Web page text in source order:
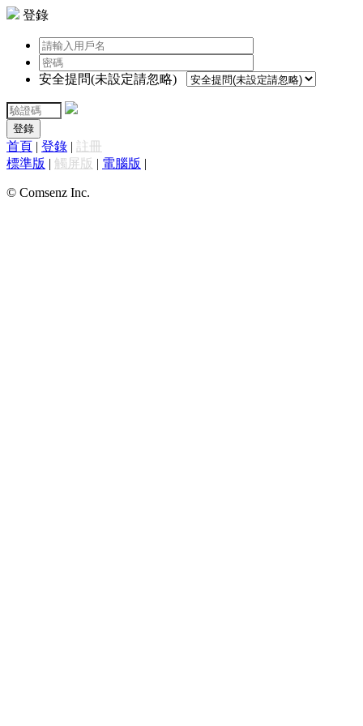
登錄
安全提問(未設定請忽略)
登錄
首頁 | 登錄 | 註冊
標準版 | 觸屏版 | 電腦版 |
© Comsenz Inc.